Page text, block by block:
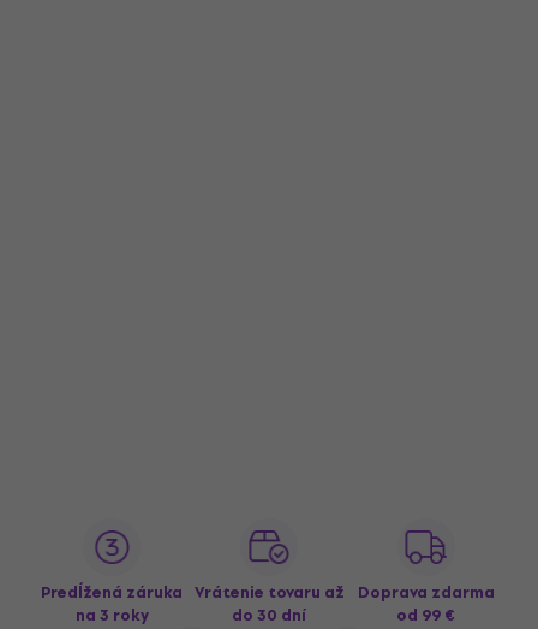
Predĺžená záruka
na 3 roky
Vrátenie tovaru až
do 30 dní
Doprava zdarma
od 99 €